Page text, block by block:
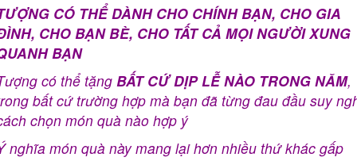
CÓ THỂ DÀNH CHO CHÍNH BẠN, CHO GIA
CHO BẠN BÈ, CHO TẤT CẢ MỌI NGƯỜI XUNG
BẠN
có thể tặng BẤT CỨ DỊP LỄ NÀO TRONG NĂM,
bất cứ trường hợp mà bạn đã từng đau đầu suy
chọn món quà nào hợp ý
nghĩa món quà này mang lại hơn nhiều thứ khác gấp